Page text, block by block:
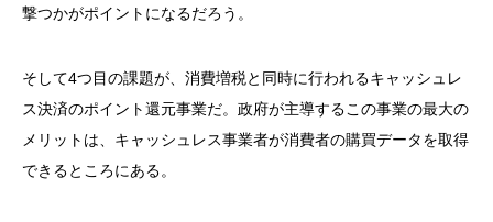
撃つかがポイントになるだろう。
そして4つ目の課題が、消費増税と同時に行われるキャッシュレ
ス決済のポイント還元事業だ。政府が主導するこの事業の最大の
メリットは、キャッシュレス事業者が消費者の購買データを取得
できるところにある。